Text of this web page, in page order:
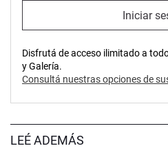
Iniciar
Disfrutá de acceso ilimitado a
y Galería.
Consultá nuestras opciones de
LEÉ ADEMÁS